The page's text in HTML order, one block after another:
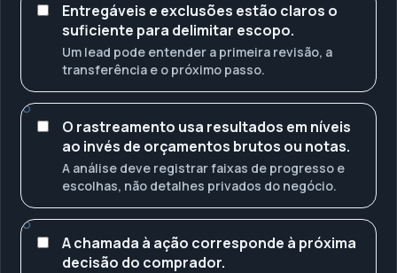
Entregáveis e exclusões estão claros o
suficiente para delimitar escopo.
Um lead pode entender a primeira revisão, a
transferência e o próximo passo.
O rastreamento usa resultados em níveis
ao invés de orçamentos brutos ou notas.
A análise deve registrar faixas de progresso e
escolhas, não detalhes privados do negócio.
A chamada à ação corresponde à próxima
decisão do comprador.